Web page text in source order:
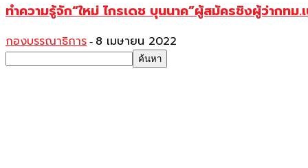
ทำความรู้จัก“ใหม่ ไกรเดช บุนนาค”ผู้สมัครชิงผู้ว่ากทม.
กองบรรณาธิการ - 8 เมษายน 2022